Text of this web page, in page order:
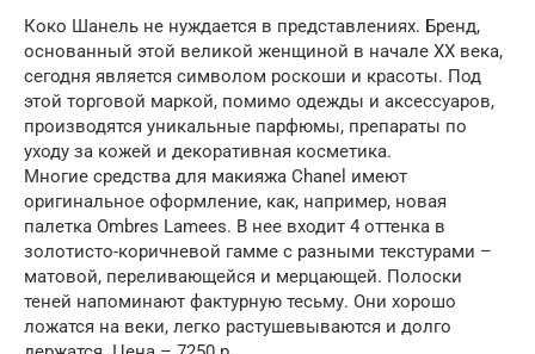
Коко Шанель не нуждается в представлениях. Бренд,
основанный этой великой женщиной в начале XX века,
сегодня является символом роскоши и красоты. Под
этой торговой маркой, помимо одежды и аксессуаров,
производятся уникальные парфюмы, препараты по
уходу за кожей и декоративная косметика.
Многие средства для макияжа Chanel имеют
оригинальное оформление, как, например, новая
палетка Ombres Lamees. В нее входит 4 оттенка в
золотисто-коричневой гамме с разными текстурами –
матовой, переливающейся и мерцающей. Полоски
теней напоминают фактурную тесьму. Они хорошо
ложатся на веки, легко растушевываются и долго